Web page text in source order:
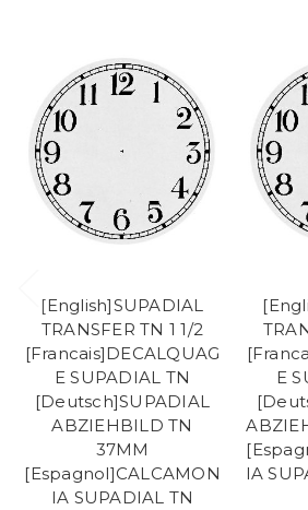
[English]SUPADIAL
TRANSFER TN 1 1/2
[Francais]DECALQUAG
E SUPADIAL TN
[Deutsch]SUPADIAL
ABZIEHBILD TN
37MM
[Espagnol]CALCAMON
IA SUPADIAL TN
E
IA